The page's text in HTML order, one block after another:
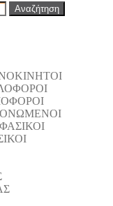
Αναζήτηση